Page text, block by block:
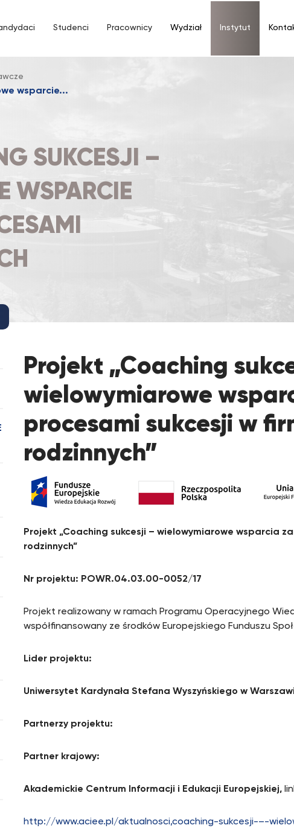
Studenci Pracownicy Wydział Instytut
wsparcie...
SUKCESJI –
WSPARCIE
Projekt „Coaching
wielowymiarowe
procesami sukcesji w
rodzinnych”
Projekt „Coaching sukcesji – wielowymiarowe wsparcia
rodzinnych”
Nr projektu: POWR.04.03.00-0052/17
Projekt realizowany w ramach Programu Operacyjnego
współfinansowany ze środków Europejskiego Funduszu
Lider projektu:
Uniwersytet Kardynała Stefana Wyszyńskiego w
Partnerzy projektu:
Partner krajowy:
Akademickie Centrum Informacji i Edukacji Europejskiej,
http://www.aciee.pl/aktualnosci,coaching-sukcesji-–-